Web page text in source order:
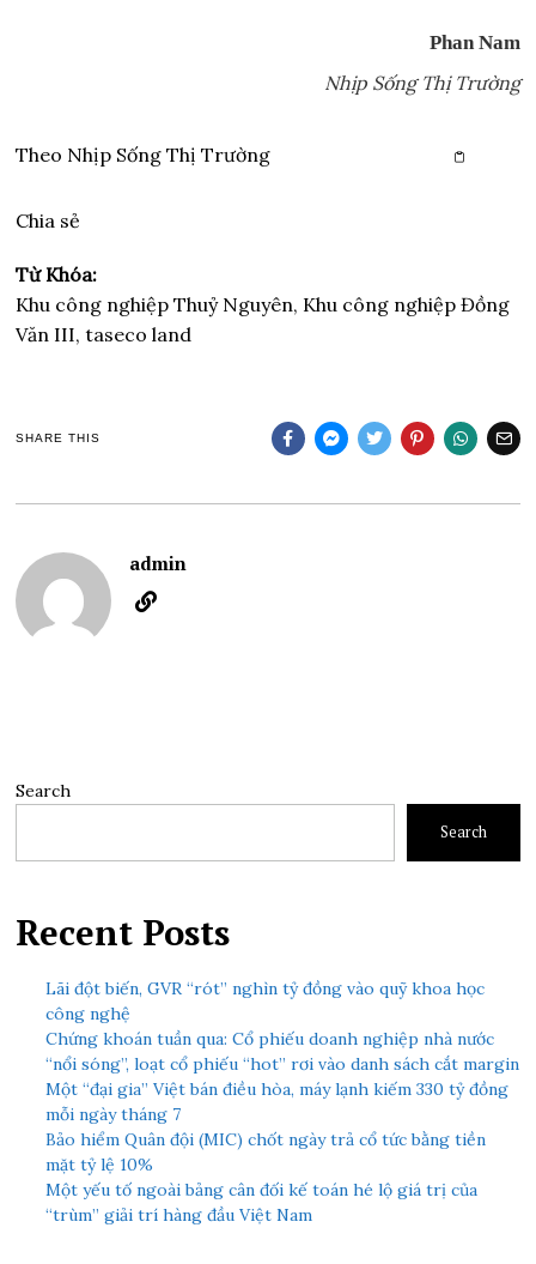
Phan Nam
Nhịp Sống Thị Trường
Theo Nhịp Sống Thị Trường
Chia sẻ
Từ Khóa:
Khu công nghiệp Thuỷ Nguyên, Khu công nghiệp Đồng
Văn III, taseco land
SHARE THIS
admin
Search
Search
Recent Posts
Lãi đột biến, GVR “rót” nghìn tỷ đồng vào quỹ khoa học
công nghệ
Chứng khoán tuần qua: Cổ phiếu doanh nghiệp nhà nước
“nổi sóng”, loạt cổ phiếu “hot” rơi vào danh sách cắt margin
Một “đại gia” Việt bán điều hòa, máy lạnh kiếm 330 tỷ đồng
mỗi ngày tháng 7
Bảo hiểm Quân đội (MIC) chốt ngày trả cổ tức bằng tiền
mặt tỷ lệ 10%
Một yếu tố ngoài bảng cân đối kế toán hé lộ giá trị của
“trùm” giải trí hàng đầu Việt Nam